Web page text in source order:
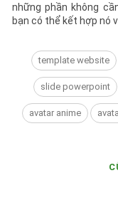
những phần không
bạn có thể kết hợp nó
template website
slide powerpoint
avatar anime